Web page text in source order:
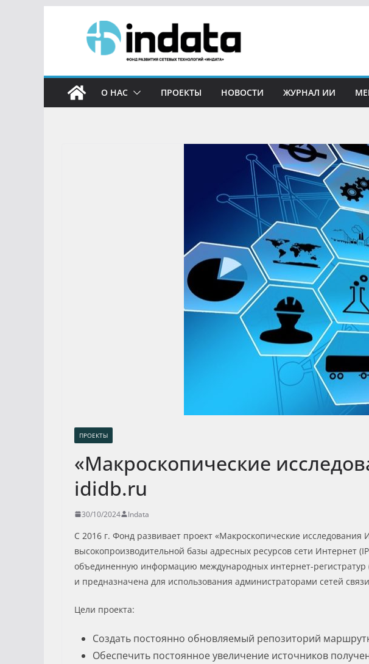
О НАС ПРОЕКТЫ НОВОСТИ ЖУРНАЛ ИИ
ПРОЕКТЫ
«Макроскопические
ididb.ru
30/10/2024 Indata
С 2016 г. Фонд развивает проект «Макроскопические
высокопроизводительной базы адресных ресурсов сети Интернет
объединенную информацию международных интернет-регистратур
и предназначена для использования администраторами сетей
Цели проекта:
Создать постоянно обновляемый репозиторий
Обеспечить постоянное увеличение источников